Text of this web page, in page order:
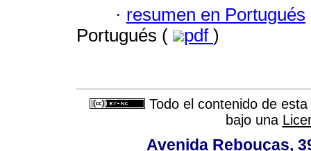
· resumen en Portugués
Portugués (
pdf )
Todo el contenido de
bajo una
Avenida Rebouças,